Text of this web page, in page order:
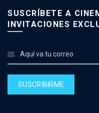
SUSCRÍBETE A
INVITACIONES